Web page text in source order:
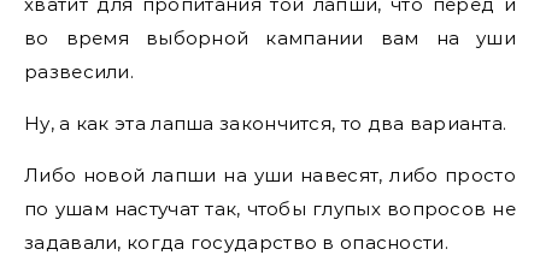
во время выборной кампании вам на уши
развесили.
Ну, а как эта лапша закончится, то два варианта.
Либо новой лапши на уши навесят, либо просто
по ушам настучат так, чтобы глупых вопросов не
задавали, когда государство в опасности.